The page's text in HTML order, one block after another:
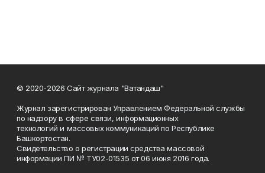
© 2020-2026 Сайт журнала "Ватандаш"
Журнал зарегистрирован Управлением Федеральной службы
по надзору в сфере связи, информационных
технологий и массовых коммуникаций по Республике
Башкортостан.
Свидетельство о регистрации средства массовой
информации ПИ № ТУ02-01535 от 06 июня 2016 года.